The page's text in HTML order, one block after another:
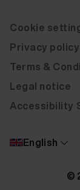
English
©
Cookie
Privacy policy
Terms &
Legal notice
Accessibility